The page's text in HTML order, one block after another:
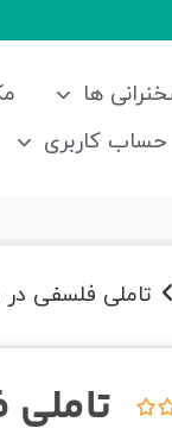
ها
حساب کاربری
تاملی فلسفی